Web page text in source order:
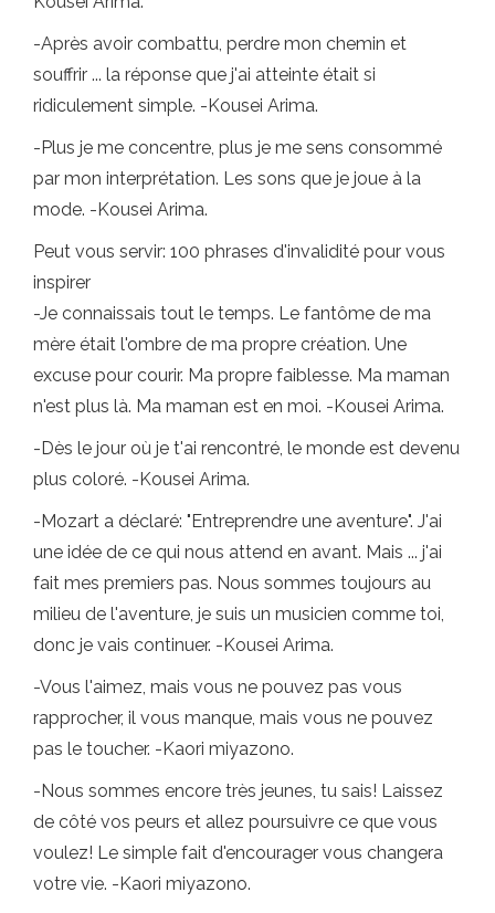
-Après avoir combattu, perdre mon chemin et
souffrir ... la réponse que j'ai atteinte était si
ridiculement simple. -Kousei Arima.
-Plus je me concentre, plus je me sens consommé
par mon interprétation. Les sons que je joue à la
mode. -Kousei Arima.
Peut vous servir: 100 phrases d'invalidité pour vous
inspirer
-Je connaissais tout le temps. Le fantôme de ma
mère était l'ombre de ma propre création. Une
excuse pour courir. Ma propre faiblesse. Ma maman
n'est plus là. Ma maman est en moi. -Kousei Arima.
-Dès le jour où je t'ai rencontré, le monde est devenu
plus coloré. -Kousei Arima.
-Mozart a déclaré: "Entreprendre une aventure". J'ai
une idée de ce qui nous attend en avant. Mais ... j'ai
fait mes premiers pas. Nous sommes toujours au
milieu de l'aventure, je suis un musicien comme toi,
donc je vais continuer. -Kousei Arima.
-Vous l'aimez, mais vous ne pouvez pas vous
rapprocher, il vous manque, mais vous ne pouvez
pas le toucher. -Kaori miyazono.
-Nous sommes encore très jeunes, tu sais! Laissez
de côté vos peurs et allez poursuivre ce que vous
voulez! Le simple fait d'encourager vous changera
votre vie. -Kaori miyazono.